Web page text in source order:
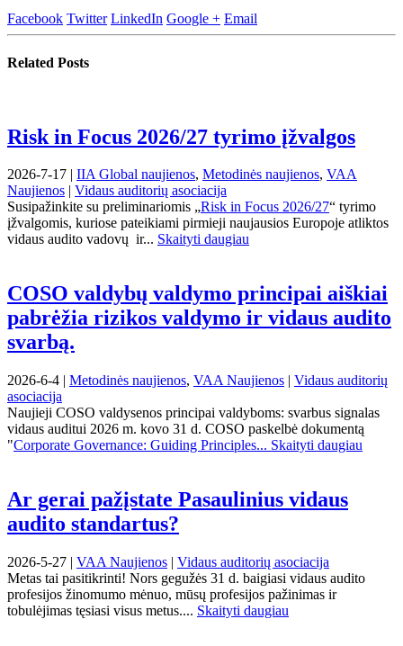
Facebook Twitter LinkedIn Google + Email
Related Posts
Risk in Focus 2026/27 tyrimo įžvalgos
2026-7-17 | IIA Global naujienos, Metodinės naujienos, VAA
Naujienos | Vidaus auditorių asociacija
Susipažinkite su preliminariomis „Risk in Focus 2026/27“ tyrimo
įžvalgomis, kuriose pateikiami pirmieji naujausios Europoje atliktos
vidaus audito vadovų ir... Skaityti daugiau
COSO valdybų valdymo principai aiškiai
pabrėžia rizikos valdymo ir vidaus audito
svarbą.
2026-6-4 | Metodinės naujienos, VAA Naujienos | Vidaus auditorių
asociacija
Naujieji COSO valdysenos principai valdyboms: svarbus signalas
vidaus auditui 2026 m. kovo 31 d. COSO paskelbė dokumentą
"Corporate Governance: Guiding Principles... Skaityti daugiau
Ar gerai pažįstate Pasaulinius vidaus
audito standartus?
2026-5-27 | VAA Naujienos | Vidaus auditorių asociacija
Metas tai pasitikrinti! Nors gegužės 31 d. baigiasi vidaus audito
profesijos žinomumo mėnuo, mūsų profesijos pažinimas ir
tobulėjimas tęsiasi visus metus.... Skaityti daugiau